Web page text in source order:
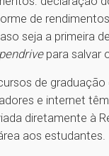
de
seja a primeira
pendrivepara salvar
de graduação
e internet
diretamente à
aos estudantes.